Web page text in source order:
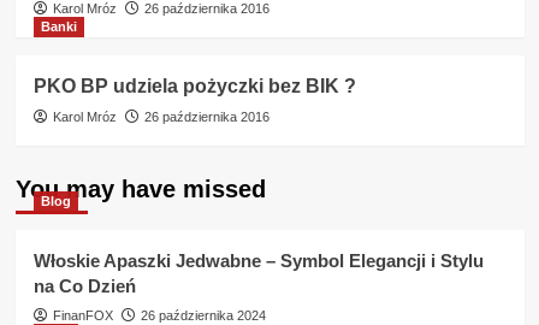
Karol Mróz
26 października 2016
Banki
PKO BP udziela pożyczki bez BIK ?
Karol Mróz 26 października 2016
You may have missed
Blog
Włoskie Apaszki Jedwabne – Symbol Elegancji i Stylu
na Co Dzień
FinanFOX
26 października 2024